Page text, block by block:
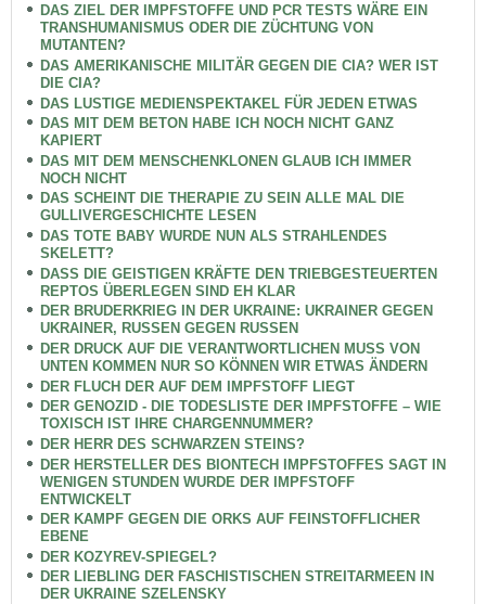
DAS ZIEL DER IMPFSTOFFE UND PCR TESTS WÄRE EIN
TRANSHUMANISMUS ODER DIE ZÜCHTUNG VON
MUTANTEN?
DAS AMERIKANISCHE MILITÄR GEGEN DIE CIA? WER IST
DIE CIA?
DAS LUSTIGE MEDIENSPEKTAKEL FÜR JEDEN ETWAS
DAS MIT DEM BETON HABE ICH NOCH NICHT GANZ
KAPIERT
DAS MIT DEM MENSCHENKLONEN GLAUB ICH IMMER
NOCH NICHT
DAS SCHEINT DIE THERAPIE ZU SEIN ALLE MAL DIE
GULLIVERGESCHICHTE LESEN
DAS TOTE BABY WURDE NUN ALS STRAHLENDES
SKELETT?
DASS DIE GEISTIGEN KRÄFTE DEN TRIEBGESTEUERTEN
REPTOS ÜBERLEGEN SIND EH KLAR
DER BRUDERKRIEG IN DER UKRAINE: UKRAINER GEGEN
UKRAINER, RUSSEN GEGEN RUSSEN
DER DRUCK AUF DIE VERANTWORTLICHEN MUSS VON
UNTEN KOMMEN NUR SO KÖNNEN WIR ETWAS ÄNDERN
DER FLUCH DER AUF DEM IMPFSTOFF LIEGT
DER GENOZID - DIE TODESLISTE DER IMPFSTOFFE – WIE
TOXISCH IST IHRE CHARGENNUMMER?
DER HERR DES SCHWARZEN STEINS?
DER HERSTELLER DES BIONTECH IMPFSTOFFES SAGT IN
WENIGEN STUNDEN WURDE DER IMPFSTOFF
ENTWICKELT
DER KAMPF GEGEN DIE ORKS AUF FEINSTOFFLICHER
EBENE
DER KOZYREV-SPIEGEL?
DER LIEBLING DER FASCHISTISCHEN STREITARMEEN IN
DER UKRAINE SZELENSKY